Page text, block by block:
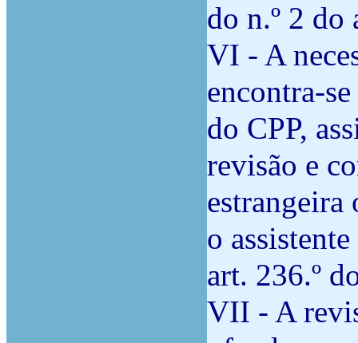
do n.º 2
VI - A
encontra-
do CPP,
revisão e
o
art. 236.º
VII - A